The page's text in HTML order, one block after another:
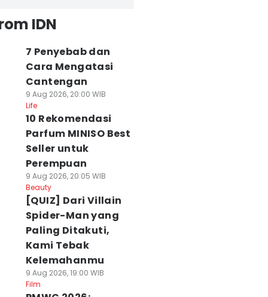
Bek Asing
Lini Belakang,
Kami Punya
Laga
Agu 2026, 10:46 WIB
Kebakaran Kawah
Wadon Gunung
Gede, 2 Hari Api
Belum Padam
IDN
7 Penyebab dan
Cara Mengatasi
Cantengan
9 Aug 2026, 20:00 WIB
Life
10 Rekomendasi
Parfum MINISO Best
Seller untuk
Perempuan
9 Aug 2026, 20:05 WIB
Beauty
[QUIZ] Dari Villain
Spider-Man yang
Paling Ditakuti,
Kami Tebak
Kelemahanmu
9 Aug 2026, 19:00 WIB
Film